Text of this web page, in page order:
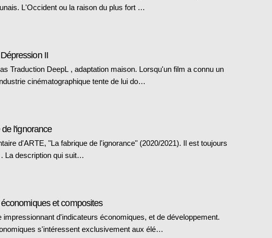
L'Occident ou la raison du plus fort …
II
Traduction DeepL , adaptation maison. Lorsqu'un film a connu un
cinématographique tente de lui do…
l'ignorance
d'ARTE, "La fabrique de l'ignorance" (2020/2021). Il est toujours
La description qui suit…
et composites
impressionnant d'indicateurs économiques, et de développement.
s'intéressent exclusivement aux élé…